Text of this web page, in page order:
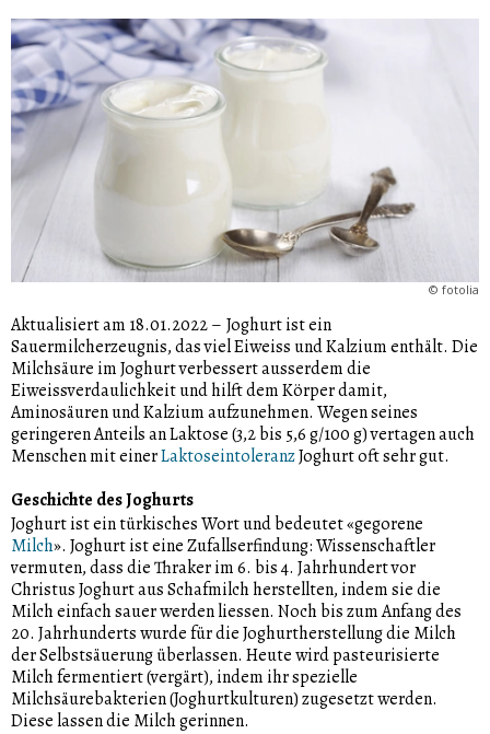
© fotolia
Aktualisiert am 18.01.2022– Joghurt ist ein
Sauermilcherzeugnis, das viel Eiweiss und Kalzium enthält. Die
Milchsäure im Joghurt verbessert ausserdem die
Eiweissverdaulichkeit und hilft dem Körper damit,
Aminosäuren und Kalzium aufzunehmen. Wegen seines
geringeren Anteils an Laktose (3,2 bis 5,6 g/100 g) vertagen auch
Menschen mit einerLaktoseintoleranzJoghurt oft sehr gut.
Geschichte des Joghurts
Joghurt ist ein türkisches Wort und bedeutet «gegorene
Milch». Joghurt ist eine Zufallserfindung: Wissenschaftler
vermuten, dass die Thraker im 6. bis 4. Jahrhundert vor
Christus Joghurt aus Schafmilch herstellten, indem sie die
Milch einfach sauer werden liessen. Noch bis zum Anfang des
20. Jahrhunderts wurde für die Joghurtherstellung die Milch
der Selbstsäuerung überlassen. Heute wird pasteurisierte
Milch fermentiert (vergärt), indem ihr spezielle
Milchsäurebakterien (Joghurtkulturen) zugesetzt werden.
Diese lassen die Milch gerinnen.